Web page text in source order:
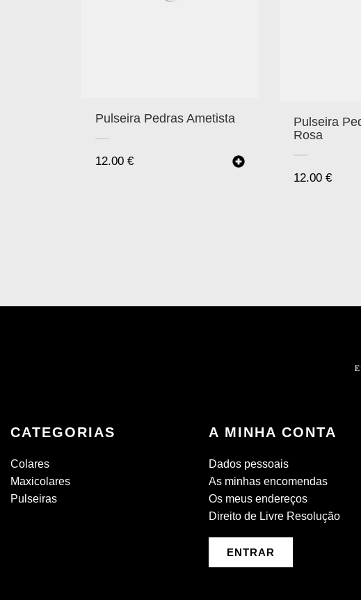
Pulseira Pedras Ametista
12.00 €
Pulseira
Rosa
12.00 €
CATEGORIAS
Colares
Maxicolares
Pulseiras
A MINHA CONTA
Dados pessoais
As minhas encomendas
Os meus endereços
Direito de Livre Resolução
ENTRAR